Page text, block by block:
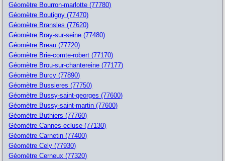
Géomètre Bourron-marlotte (77780)
Géomètre Boutigny (77470)
Géomètre Bransles (77620)
Géomètre Bray-sur-seine (77480)
Géomètre Breau (77720)
Géomètre Brie-comte-robert (77170)
Géomètre Brou-sur-chantereine (77177)
Géomètre Burcy (77890)
Géomètre Bussieres (77750)
Géomètre Bussy-saint-georges (77600)
Géomètre Bussy-saint-martin (77600)
Géomètre Buthiers (77760)
Géomètre Cannes-ecluse (77130)
Géomètre Carnetin (77400)
Géomètre Cely (77930)
Géomètre Cerneux (77320)